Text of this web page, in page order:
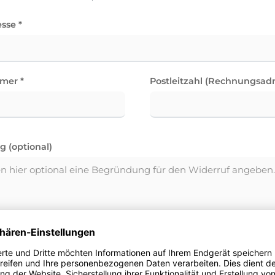
*
* Postleitzahl
(optional)
Begründung ist freiwillig und hat keinen Einfluss auf die